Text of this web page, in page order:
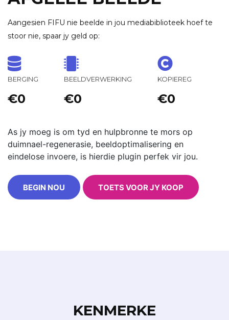
Aangesien FIFU nie beelde in jou mediabiblioteek hoef te
stoor nie, spaar jy geld op:
BERGING
€0
BEELDVERWERKING
€0
KOPIEREG
€0
As jy moeg is om tyd en hulpbronne te mors op
duimnael-regenerasie, beeldoptimalisering en
eindelose invoere, is hierdie plugin perfek vir jou.
BEGIN NOU TOETS VOOR JY KOOP
KENMERKE